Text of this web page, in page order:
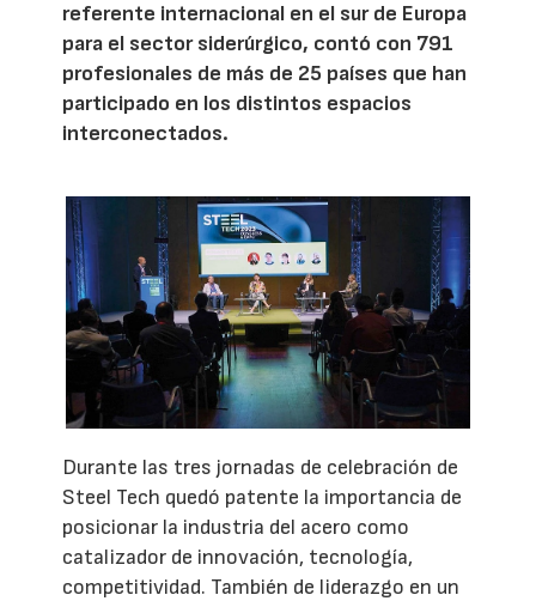
referente internacional en el sur de Europa
para el sector siderúrgico, contó con 791
profesionales de más de 25 países que han
participado en los distintos espacios
interconectados.
Durante las tres jornadas de celebración de
Steel Tech quedó patente la importancia de
posicionar la industria del acero como
catalizador de innovación, tecnología,
competitividad. También de liderazgo en un